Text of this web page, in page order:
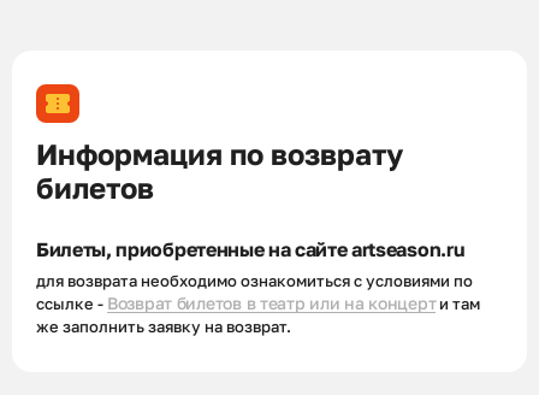
Информация по возврату
билетов
Билеты, приобретенные на сайте artseason.ru
для возврата необходимо ознакомиться с условиями по
ссылке - Возврат билетов в театр или на концерти там
же заполнить заявку на возврат.